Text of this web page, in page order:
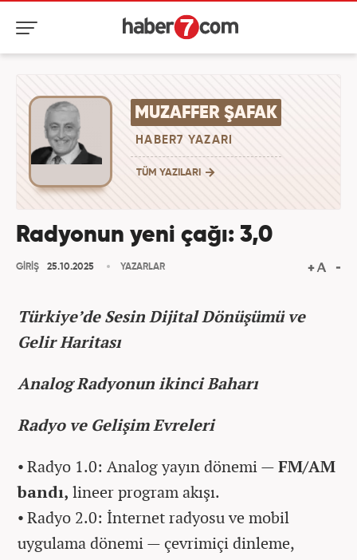
MUZAFFER ŞAFAK
HABER7 YAZARI
TÜM YAZILARI
Radyonun yeni çağı: 3,0
GİRİŞ 25.10.2025 YAZARLAR
Türkiye’de Sesin Dijital Dönüşümü ve
Gelir Haritası
Analog Radyonun ikinci Baharı
Radyo ve Gelişim Evreleri
⦁ Radyo 1.0: Analog yayın dönemi —FM/AM
bandı, lineer program akışı.
⦁ Radyo 2.0: İnternet radyosu ve mobil
uygulama dönemi — çevrimiçi dinleme,